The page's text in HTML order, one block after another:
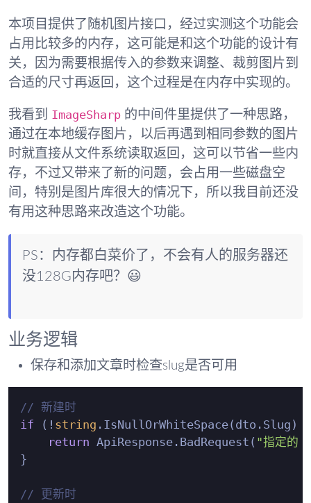
本项目提供了随机图片接口，经过实测这个功能会
占用比较多的内存，这可能是和这个功能的设计有
关，因为需要根据传入的参数来调整、裁剪图片到
合适的尺寸再返回，这个过程是在内存中实现的。
我看到 ImageSharp 的中间件里提供了一种思路，
通过在本地缓存图片，以后再遇到相同参数的图片
时就直接从文件系统读取返回，这可以节省一些内
存，不过又带来了新的问题，会占用一些磁盘空
间，特别是图片库很大的情况下，所以我目前还没
有用这种思路来改造这个功能。
PS：内存都白菜价了，不会有人的服务器还
没128G内存吧？😃
业务逻辑
保存和添加文章时检查slug是否可用
// 新建时
if (! string .IsNullOrWhiteSpace(dto.Slug)
return ApiResponse.BadRequest( "指定的
}
// 更新时